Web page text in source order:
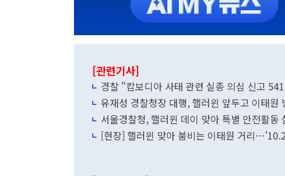
[관련기사]
경찰 "캄보디아 사태 관련 실종 의심 신고
유재성 경찰청장 대행, 핼러윈 앞두고 이태원
서울경찰청, 핼러윈 데이 맞아 특별 안전활동
[현장] 핼러윈 맞아 붐비는 이태원 거리